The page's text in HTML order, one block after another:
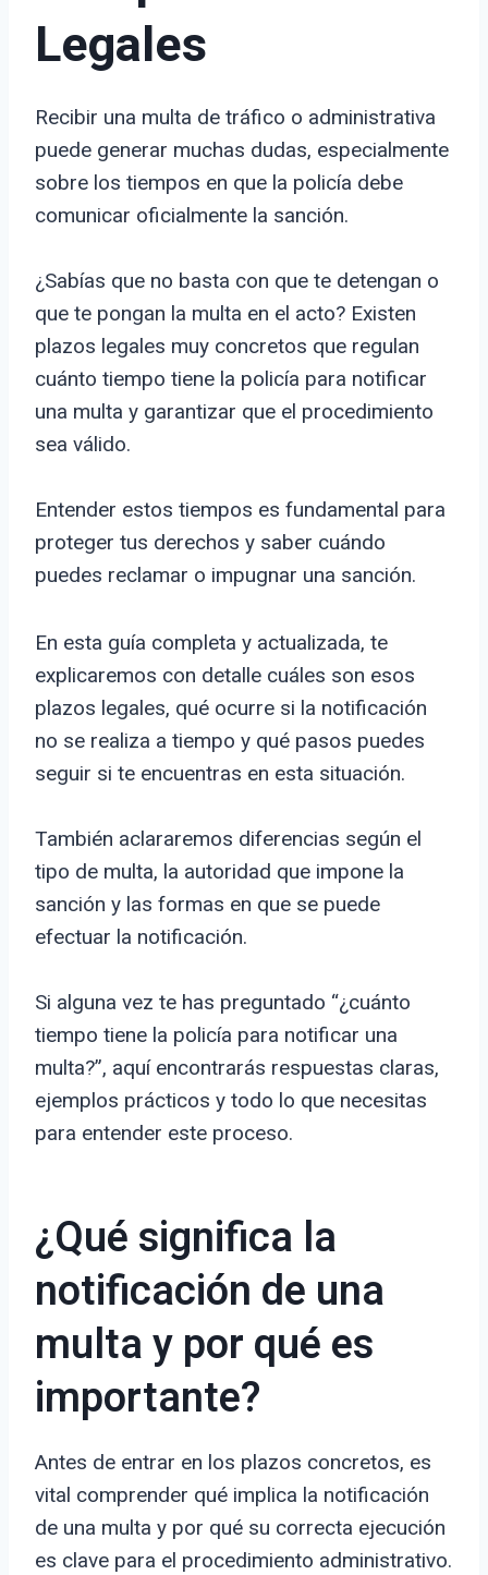
Legales
Recibir una multa de tráfico o administrativa
puede generar muchas dudas, especialmente
sobre los tiempos en que la policía debe
comunicar oficialmente la sanción.
¿Sabías que no basta con que te detengan o
que te pongan la multa en el acto? Existen
plazos legales muy concretos que regulan
cuánto tiempo tiene la policía para notificar
una multa y garantizar que el procedimiento
sea válido.
Entender estos tiempos es fundamental para
proteger tus derechos y saber cuándo
puedes reclamar o impugnar una sanción.
En esta guía completa y actualizada, te
explicaremos con detalle cuáles son esos
plazos legales, qué ocurre si la notificación
no se realiza a tiempo y qué pasos puedes
seguir si te encuentras en esta situación.
También aclararemos diferencias según el
tipo de multa, la autoridad que impone la
sanción y las formas en que se puede
efectuar la notificación.
Si alguna vez te has preguntado “¿cuánto
tiempo tiene la policía para notificar una
multa?”, aquí encontrarás respuestas claras,
ejemplos prácticos y todo lo que necesitas
para entender este proceso.
¿Qué significa la
notificación de una
multa y por qué es
importante?
Antes de entrar en los plazos concretos, es
vital comprender qué implica la notificación
de una multa y por qué su correcta ejecución
es clave para el procedimiento administrativo.